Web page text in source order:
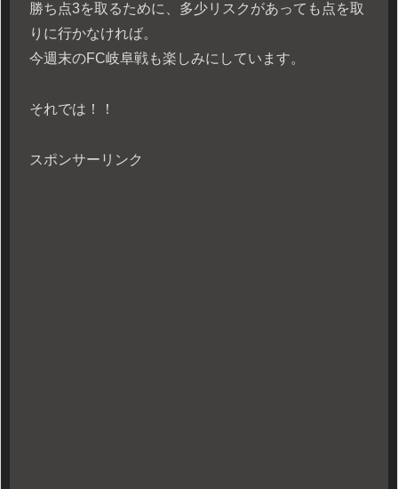
勝ち点3を取るために、多少リスクがあっても点を取
りに行かなければ。
今週末のFC岐阜戦も楽しみにしています。
それでは！！
スポンサーリンク